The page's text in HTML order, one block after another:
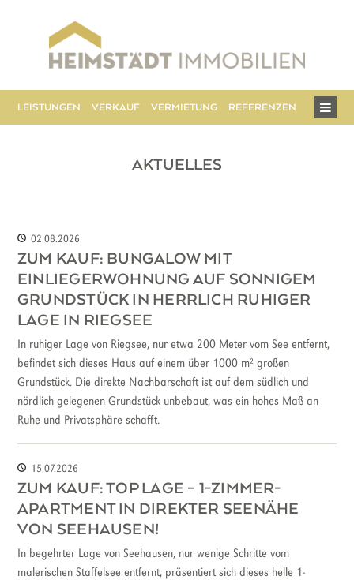
Hauptmenü
LEISTUNGEN VERKAUF VERMIETUNG REFERENZEN ÜBER
AKTUELLES
02.08.2026
ZUM KAUF: BUNGALOW MIT
EINLIEGERWOHNUNG AUF SONNIGEM
GRUNDSTÜCK IN HERRLICH RUHIGER
LAGE IN RIEGSEE
In ruhiger Lage von Riegsee, nur etwa 200 Meter vom See entfernt,
befindet sich dieses Haus auf einem über 1000 m² großen
Grundstück. Die direkte Nachbarschaft ist auf dem südlich und
nördlich gelegenen Grundstück unbebaut, was ein hohes Maß an
Ruhe und Privatsphäre schafft.
15.07.2026
ZUM KAUF: TOP LAGE – 1-ZIMMER-
APARTMENT IN DIREKTER SEENÄHE
VON SEEHAUSEN!
In begehrter Lage von Seehausen, nur wenige Schritte vom
malerischen Staffelsee entfernt, präsentiert sich dieses helle 1-